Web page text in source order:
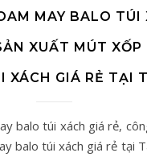
MAY BALO TÚI
XUẤT MÚT XỐP
XÁCH GIÁ RẺ TẠI
balo túi xách giá rẻ tại